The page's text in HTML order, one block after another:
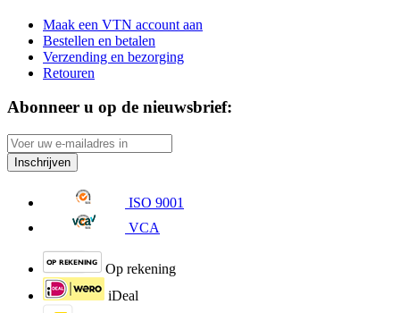
Maak een VTN account aan
Bestellen en betalen
Verzending en bezorging
Retouren
Abonneer u op de nieuwsbrief:
Inschrijven
ISO 9001
VCA
Op rekening
iDeal